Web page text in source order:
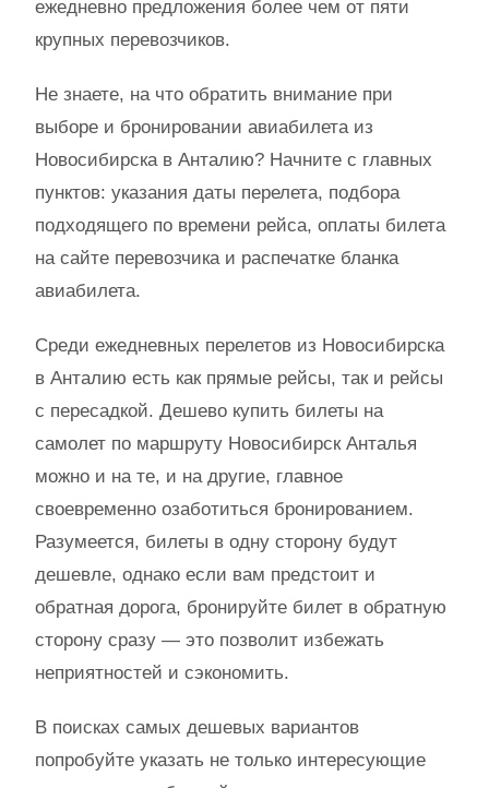
ежедневно предложения более чем от пяти
крупных перевозчиков.
Не знаете, на что обратить внимание при
выборе и бронировании авиабилета из
Новосибирска в Анталию? Начните с главных
пунктов: указания даты перелета, подбора
подходящего по времени рейса, оплаты билета
на сайте перевозчика и распечатке бланка
авиабилета.
Среди ежедневных перелетов из Новосибирска
в Анталию есть как прямые рейсы, так и рейсы
с пересадкой. Дешево купить билеты на
самолет по маршруту Новосибирск Анталья
можно и на те, и на другие, главное
своевременно озаботиться бронированием.
Разумеется, билеты в одну сторону будут
дешевле, однако если вам предстоит и
обратная дорога, бронируйте билет в обратную
сторону сразу — это позволит избежать
неприятностей и сэкономить.
В поисках самых дешевых вариантов
попробуйте указать не только интересующие